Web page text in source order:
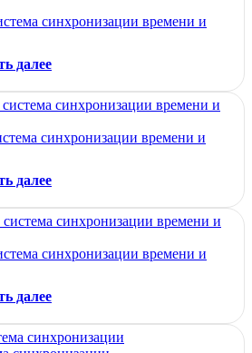
синхронизации времени и
далее
синхронизации времени и
далее
синхронизации времени и
далее